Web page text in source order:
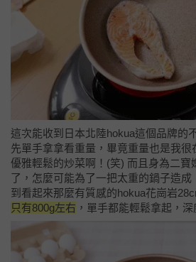
這次能收到 日本北陸hokua這個品牌的
先單手拿拿看重量，畢竟重量也是我很
優雅輕鬆的炒菜啊！ (笑) 而且身為二寶
了，怎麼可能為了一把太重的鍋子造成
到看起來那麼有質感的hokua花崗岩
只有800g左右 ，單手都能輕鬆拿起，